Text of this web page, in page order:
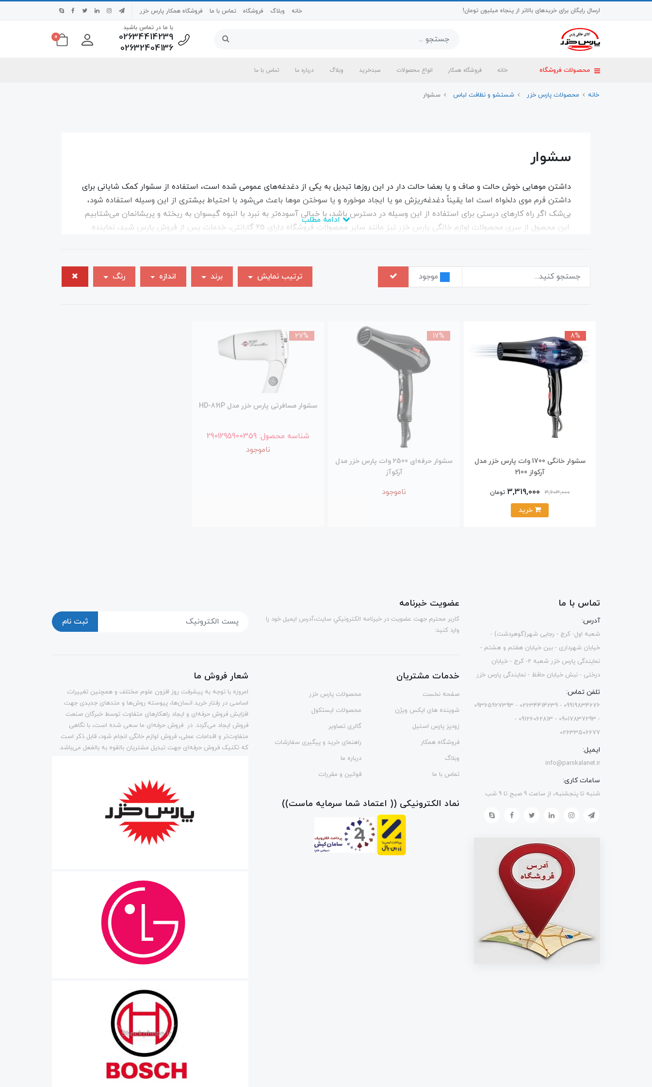
ارسال رایگان برای خریدهای بالاتر از پنجاه میلیون تومان! خانه وبلاگ فروشگاه تماس با ما فروشگاه همکار پارس خزر
با ما در تماس باشید
02634414239
02632404136
0
محصولات فروشگاه خانه فروشگاه همکار انواع محصولات سبدخرید وبلاگ درباره ما تماس با ما
خانه محصولات پارس خزر شستشو و نظافت لباس سشوار
سشوار
داشتن موهایی خوش حالت و صاف و یا بعضا حالت دار در این روزها تبدیل به یکی از دغدغه‌های عمومی شده است، استفاده از سشوار کمک شایانی برای
داشتن فرم موی دلخواه است اما یقیناً دغدغه‌ریزش مو یا ایجاد موخوره و یا سوختن موها باعث می‌شود با احتیاط بیشتری از این وسیله استفاده شود،
بی‌شک اگر راه کارهای درستی برای استفاده از این وسیله در دسترس باشد، با خیالی آسوده‌تر به نبرد با انبوه گیسوان به ریخته و پریشانمان می‌شتابیم
.این محصول از سری محصولات لوازم خانگی پارس خزر نیز مانند سایر محصولات فروشگاه دارای 25 گارانتی، خدمات پس از فروش پارس شید، نماینده
موجود ترتیب نمایش برند اندازه رنگ
سشوار خانگی 1700 وات پارس خزر مدل
آرکواز 2100
3,603,000
3,319,000 تومان
8%
سشوار حرفه‌ای 2500 وات پارس خزر مدل
آرکوآز
17%
ناموجود
سشوار مسافرتی پارس خزر مدل HD-861P
شناسه محصول: 2901295900359
27%
ناموجود
تماس با ما
آدرس:
شعبه اول- کرج - رجایی شهر(گوهردشت) -
خیابان شهرداری - بین خیابان هفتم و هشتم -
نمایندگی پارس خزر شعبه 2- کرج - خیابان
درختی - نبش خیابان حافظ - نمایندگی پارس خزر
تلفن تماس:
09919834676 - 02634414239 - 09365927393
- 09017837293 - 09126062813 -
02633506677
ایمیل:
info@parskalanet.ir
ساعات کاری:
شنبه تا پنجشنبه، از ساعت 9 صبح تا 9 شب
عضویت خبرنامه
كاربر محترم جهت عضويت در خبرنامه الكترونيكي سايت،آدرس ایمیل خود را
وارد کنید:
ثبت نام
خدمات مشتریان
صفحه نخست
محصولات پارس خزر
شوینده های ایکس ویژن
محصولات ایستکول
زودپز پارس استیل
گالری تصاویر
فروشگاه همکار
راهنمای خرید و پیگیری سفارشات
وبلاگ
درباره ما
تماس با ما
قوانین و مقررات
نماد الکترونیکی (( اعتماد شما سرمایه ماست))
شعار فروش ما
امروزه با توجه به پیشرفت روز افزون علوم مختلف و همچنین تغییرات
اساسی در رفتار خرید انسان‌ها، پیوسته روش‌ها و متد‌های جدیدی جهت
افزایش فروش حرفه‌ای و ایجاد راهکارهای متفاوت توسط خبرگان صنعت
فروش ایجاد می‌گردد. در فروش حرفه‌ای ما سعی شده است، با نگاهی
متفاوت‌تر و اقدامات عملی، فروش لوازم خانگی انجام شود، قابل ذکر است
که تکنیک فروش حرفه‌ای جهت تبدیل مشتریان بالقوه به بالفعل می‌باشد.